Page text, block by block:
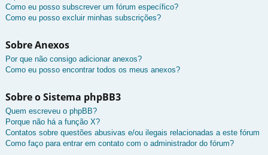
Como eu posso subscrever um fórum específico?
Como eu posso excluir minhas subscrições?
Sobre Anexos
Por que não consigo adicionar anexos?
Como eu posso encontrar todos os meus anexos?
Sobre o Sistema phpBB3
Quem escreveu o phpBB?
Porque não há a função X?
Contatos sobre questões abusivas e/ou ilegais relacionadas a este fórum
Como faço para entrar em contato com o administrador do fórum?